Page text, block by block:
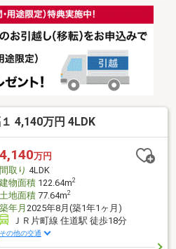
ができる対面式キッチン・3階各
根付駐車スペース有(車種によ
小学校 徒歩4分(約280m)・万代諸
相談はお気軽にお問い合わせく
4,140万円 4LDK
4,140万円
間取り 4LDK
建物面積122.64m2
土地面積77.64m2
築年月 2025年8月(築1年1ヶ月)
ＪＲ片町線 住道駅 徒歩18分
その他の交通